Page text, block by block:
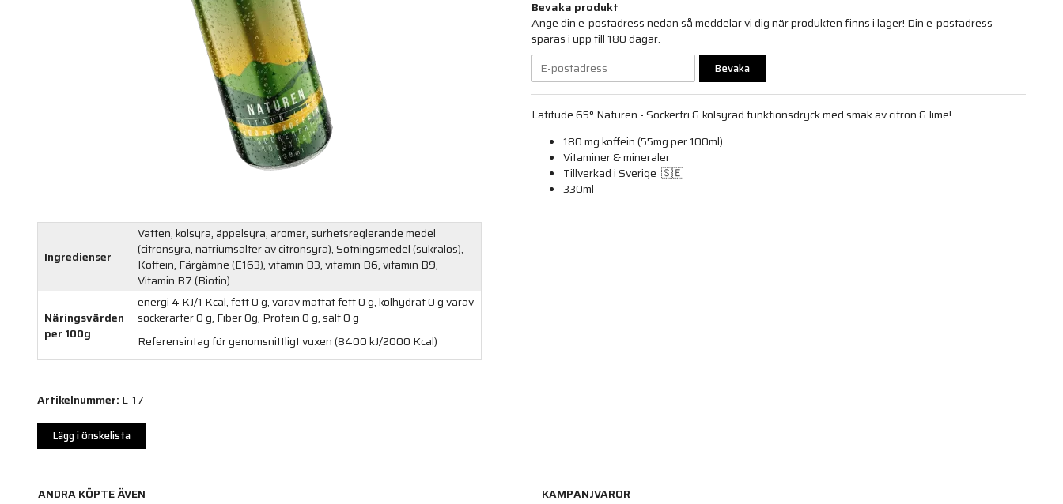
Bevaka produkt
Ange din e-postadress nedan så meddelar vi dig när produkten finns i lager! Din e-postadress
sparas i upp till 180 dagar.
Bevaka
Latitude 65° Naturen - Sockerfri & kolsyrad funktionsdryck med smak av citron & lime!
180 mg koffein (55mg per 100ml)
Vitaminer & mineraler
Tillverkad i Sverige 🇸🇪
330ml
Ingredienser
Vatten, kolsyra, äppelsyra, aromer, surhetsreglerande medel
(citronsyra, natriumsalter av citronsyra), Sötningsmedel (sukralos),
Koffein, Färgämne (E163), vitamin B3, vitamin B6, vitamin B9,
Vitamin B7 (Biotin)
Näringsvärden
per 100g
energi 4 KJ/1 Kcal, fett 0 g, varav mättat fett 0 g, kolhydrat 0 g varav
sockerarter 0 g, Fiber 0g, Protein 0 g, salt 0 g
Referensintag för genomsnittligt vuxen (8400 kJ/2000 Kcal)
Artikelnummer: L-17
Lägg i önskelista
ANDRA KÖPTE ÄVEN KAMPANJVAROR